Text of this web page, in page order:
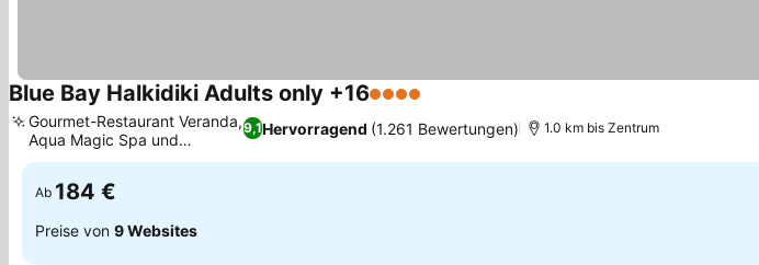
Blue Bay Halkidiki Adults only +164 Sterne
9,1Hervorragend (1.261 Bewertungen)
Gourmet-Restaurant Veranda,
Aqua Magic Spa und
Wellness
1.0 km bis Zentrum
Ab 184 €
Preise von 9 Websites